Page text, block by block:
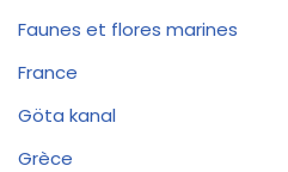
Faunes et flores marines
France
Göta kanal
Grèce